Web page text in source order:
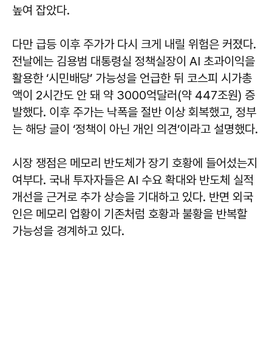
높여 잡았다.
다만 급등 이후 주가가 다시 크게 내릴 위험은 커졌다.
전날에는 김용범 대통령실 정책실장이 AI 초과이익을
활용한 ‘시민배당’ 가능성을 언급한 뒤 코스피 시가총
액이 2시간도 안 돼 약 3000억달러(약 447조원) 증
발했다. 이후 주가는 낙폭을 절반 이상 회복했고, 정부
는 해당 글이 ‘정책이 아닌 개인 의견’이라고 설명했다.
시장 쟁점은 메모리 반도체가 장기 호황에 들어섰는지
여부다. 국내 투자자들은 AI 수요 확대와 반도체 실적
개선을 근거로 추가 상승을 기대하고 있다. 반면 외국
인은 메모리 업황이 기존처럼 호황과 불황을 반복할
가능성을 경계하고 있다.